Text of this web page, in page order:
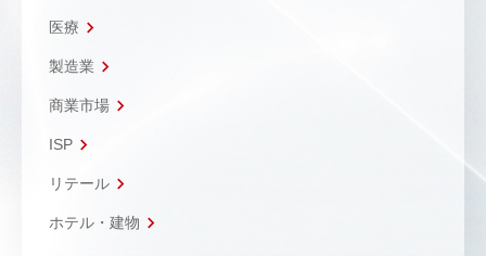
医療
製造業
商業市場
ISP
リテール
ホテル・建物